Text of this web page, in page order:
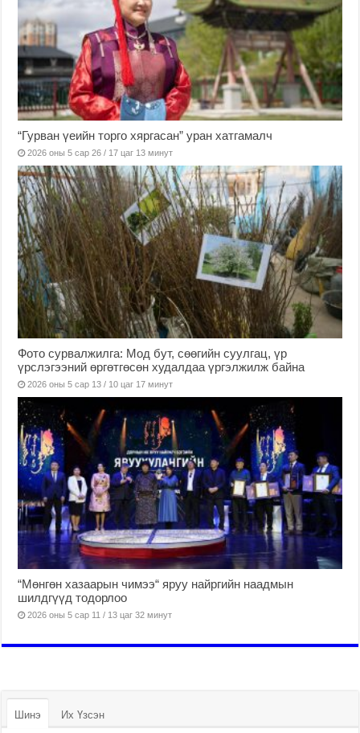
“Гурван үеийн торго хяргасан” уран хатгамалч
2026 оны 5 сар 26 / 17 цаг 13 минут
Фото сурвалжилга: Мод бут, сөөгийн суулгац, үр
үрслэгээний өргөтгөсөн худалдаа үргэлжилж байна
2026 оны 5 сар 13 / 10 цаг 17 минут
“Мөнгөн хазаарын чимээ“ яруу найргийн наадмын
шилдгүүд тодорлоо
2026 оны 5 сар 11 / 13 цаг 32 минут
Шинэ Их Үзсэн